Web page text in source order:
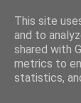
This site
and to
shared with
metrics to
statistics,